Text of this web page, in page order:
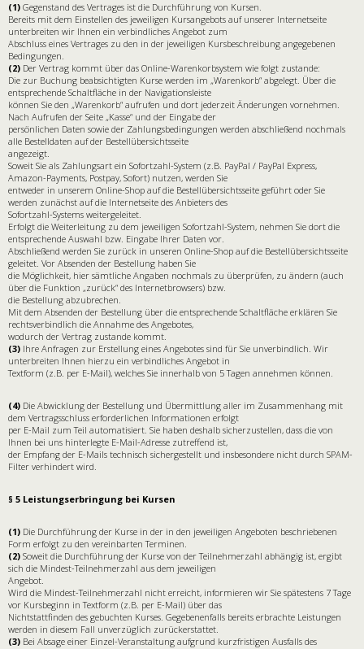
(1) Gegenstand des Vertrages ist die Durchführung von Kursen.
Bereits mit dem Einstellen des jeweiligen Kursangebots auf unserer Internetseite
unterbreiten wir Ihnen ein verbindliches Angebot zum
Abschluss eines Vertrages zu den in der jeweiligen Kursbeschreibung angegebenen
Bedingungen.
(2) Der Vertrag kommt über das Online-Warenkorbsystem wie folgt zustande:
Die zur Buchung beabsichtigten Kurse werden im „Warenkorb“ abgelegt. Über die
entsprechende Schaltfläche in der Navigationsleiste
können Sie den „Warenkorb“ aufrufen und dort jederzeit Änderungen vornehmen.
Nach Aufrufen der Seite „Kasse“ und der Eingabe der
persönlichen Daten sowie der Zahlungsbedingungen werden abschließend nochmals
alle Bestelldaten auf der Bestellübersichtsseite
angezeigt.
Soweit Sie als Zahlungsart ein Sofortzahl-System (z.B. PayPal / PayPal Express,
Amazon-Payments, Postpay, Sofort) nutzen, werden Sie
entweder in unserem Online-Shop auf die Bestellübersichtsseite geführt oder Sie
werden zunächst auf die Internetseite des Anbieters des
Sofortzahl-Systems weitergeleitet.
Erfolgt die Weiterleitung zu dem jeweiligen Sofortzahl-System, nehmen Sie dort die
entsprechende Auswahl bzw. Eingabe Ihrer Daten vor.
Abschließend werden Sie zurück in unseren Online-Shop auf die Bestellübersichtsseite
geleitet. Vor Absenden der Bestellung haben Sie
die Möglichkeit, hier sämtliche Angaben nochmals zu überprüfen, zu ändern (auch
über die Funktion „zurück“ des Internetbrowsers) bzw.
die Bestellung abzubrechen.
Mit dem Absenden der Bestellung über die entsprechende Schaltfläche erklären Sie
rechtsverbindlich die Annahme des Angebotes,
wodurch der Vertrag zustande kommt.
(3) Ihre Anfragen zur Erstellung eines Angebotes sind für Sie unverbindlich. Wir
unterbreiten Ihnen hierzu ein verbindliches Angebot in
Textform (z.B. per E-Mail), welches Sie innerhalb von 5 Tagen annehmen können.
(4) Die Abwicklung der Bestellung und Übermittlung aller im Zusammenhang mit
dem Vertragsschluss erforderlichen Informationen erfolgt
per E-Mail zum Teil automatisiert. Sie haben deshalb sicherzustellen, dass die von
Ihnen bei uns hinterlegte E-Mail-Adresse zutreffend ist,
der Empfang der E-Mails technisch sichergestellt und insbesondere nicht durch SPAM-
Filter verhindert wird.
§ 5 Leistungserbringung bei Kursen
(1) Die Durchführung der Kurse in der in den jeweiligen Angeboten beschriebenen
Form erfolgt zu den vereinbarten Terminen.
(2) Soweit die Durchführung der Kurse von der Teilnehmerzahl abhängig ist, ergibt
sich die Mindest-Teilnehmerzahl aus dem jeweiligen
Angebot.
Wird die Mindest-Teilnehmerzahl nicht erreicht, informieren wir Sie spätestens 7 Tage
vor Kursbeginn in Textform (z.B. per E-Mail) über das
Nichtstattfinden des gebuchten Kurses. Gegebenenfalls bereits erbrachte Leistungen
werden in diesem Fall unverzüglich zurückerstattet.
(3) Bei Absage einer Einzel-Veranstaltung aufgrund kurzfristigen Ausfalls des